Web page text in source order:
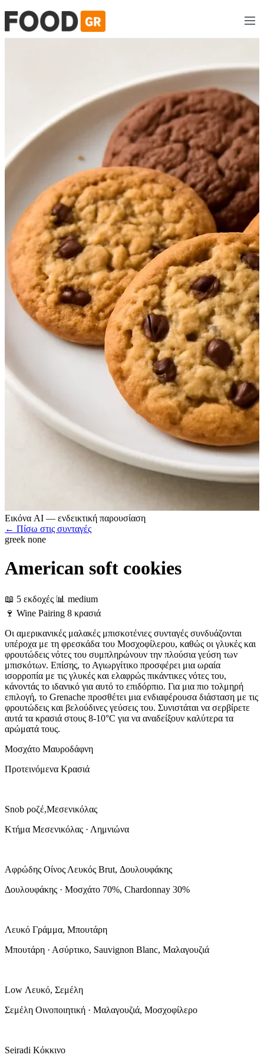
Εικόνα AI — ενδεικτική παρουσίαση
← Πίσω στις συνταγές
greek none
American soft cookies
📖 5 εκδοχές 📊 medium
🍷 Wine Pairing 8 κρασιά
Οι αμερικανικές μαλακές μπισκοτένιες συνταγές συνδυάζονται
υπέροχα με τη φρεσκάδα του Μοσχοφίλερου, καθώς οι γλυκές και
φρουτώδεις νότες του συμπληρώνουν την πλούσια γεύση των
μπισκότων. Επίσης, το Αγιωργίτικο προσφέρει μια ωραία
ισορροπία με τις γλυκές και ελαφρώς πικάντικες νότες του,
κάνοντάς το ιδανικό για αυτό το επιδόρπιο. Για μια πιο τολμηρή
επιλογή, το Grenache προσθέτει μια ενδιαφέρουσα διάσταση με τις
φρουτώδεις και βελούδινες γεύσεις του. Συνιστάται να σερβίρετε
αυτά τα κρασιά στους 8-10°C για να αναδείξουν καλύτερα τα
αρώματά τους.
Μοσχάτο Μαυροδάφνη
Προτεινόμενα Κρασιά
Snob ροζέ,Μεσενικόλας
Κτήμα Μεσενικόλας · Λημνιώνα
Αφρώδης Οίνος Λευκός Brut, Δουλουφάκης
Δουλουφάκης · Μοσχάτο 70%, Chardonnay 30%
Λευκό Γράμμα, Μπουτάρη
Μπουτάρη · Ασύρτικο, Sauvignon Blanc, Μαλαγουζιά
Low Λευκό, Σεμέλη
Σεμέλη Οινοποιητική · Μαλαγουζιά, Μοσχοφίλερο
Seiradi Κόκκινο